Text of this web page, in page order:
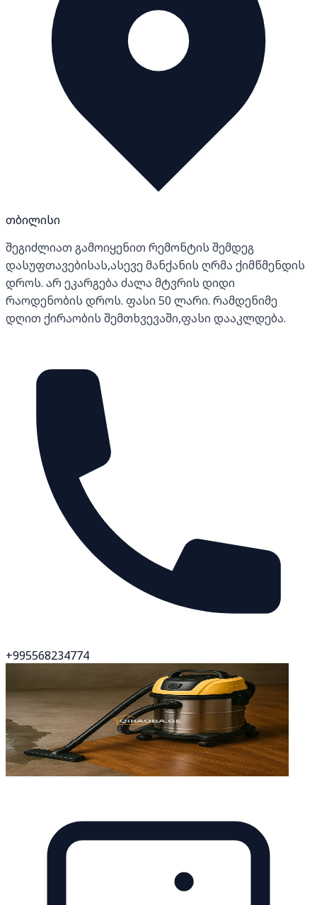
თბილისი
შეგიძლიათ გამოიყენით რემონტის შემდეგ
დასუფთავებისას,ასევე მანქანის ღრმა ქიმწმენდის
დროს. არ ეკარგება ძალა მტვრის დიდი
რაოდენობის დროს. ფასი 50 ლარი. რამდენიმე
დღით ქირაობის შემთხვევაში,ფასი დააკლდება.
+995568234774